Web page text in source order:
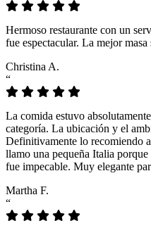
Hermoso restaurante con un
fue espectacular. La mejor
Christina A.
“
La comida estuvo
categoría. La ubicación y el
Definitivamente lo recomiendo
llamo una pequeña Italia
fue impecable. Muy elegante
Martha F.
“